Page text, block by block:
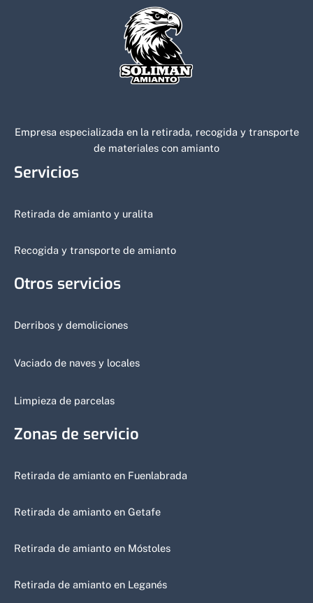
Empresa especializada en la retirada, recogida y transporte
de materiales con amianto
Servicios
Retirada de amianto y uralita
Recogida y transporte de amianto
Otros servicios
Derribos y demoliciones
Vaciado de naves y locales
Limpieza de parcelas
Zonas de servicio
Retirada de amianto en Fuenlabrada
Retirada de amianto en Getafe
Retirada de amianto en Móstoles
Retirada de amianto en Leganés